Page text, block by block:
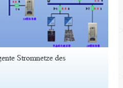
Stromnetze des